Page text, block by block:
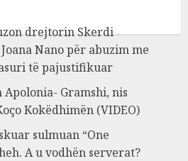
drejtorin Skerdi
Nano për abuzim me
të pajustifikuar
Gramshi, nis
Kokëdhimën (VIDEO)
sulmuan “One
A u vodhën serverat?